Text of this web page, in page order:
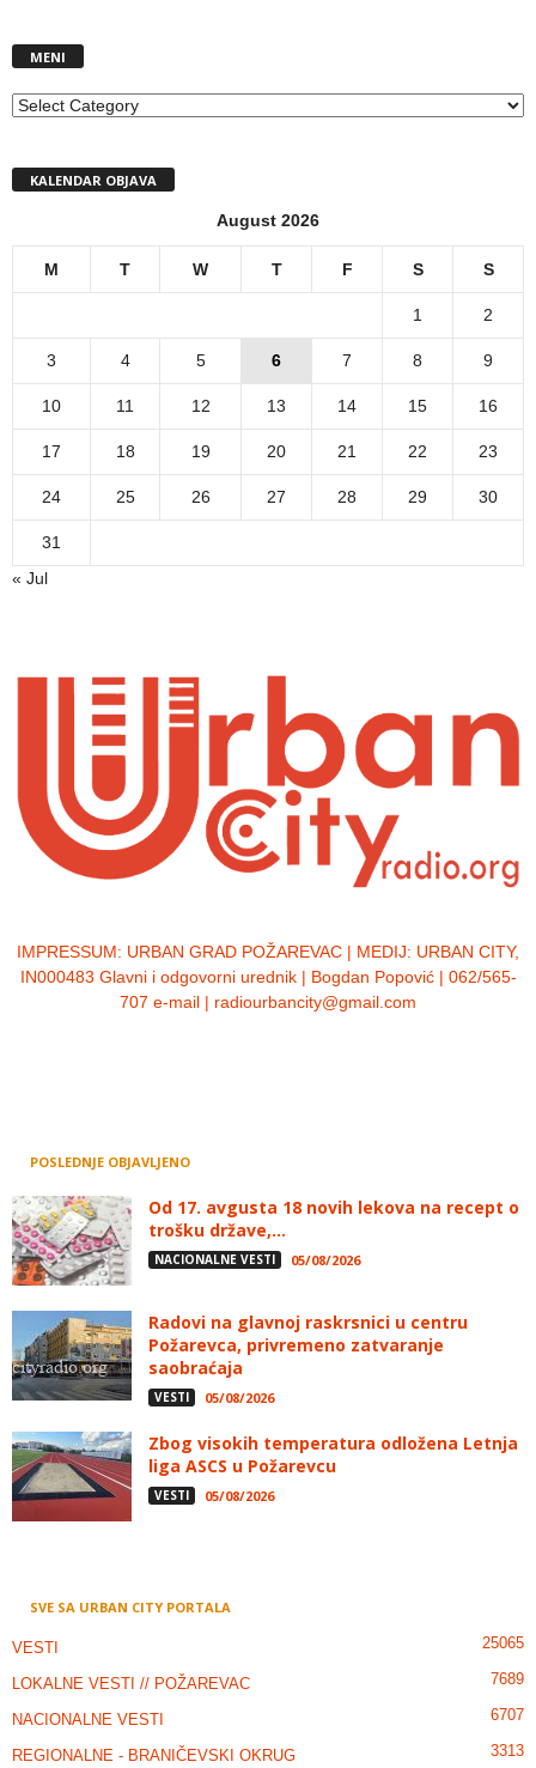
MENI
MENI
KALENDAR OBJAVA
August 2026
M T W T F S S
1 2
3 4 5 6 7 8 9
10 11 12 13 14 15 16
17 18 19 20 21 22 23
24 25 26 27 28 29 30
31
« Jul
IMPRESSUM: URBAN GRAD POŽAREVAC | MEDIJ: URBAN CITY,
IN000483 Glavni i odgovorni urednik | Bogdan Popović | 062/565-
707 e-mail | radiourbancity@gmail.com
POSLEDNJE OBJAVLJENO
Od 17. avgusta 18 novih lekova na recept o
trošku države,...
NACIONALNE VESTI 05/08/2026
Radovi na glavnoj raskrsnici u centru
Požarevca, privremeno zatvaranje
saobraćaja
VESTI 05/08/2026
Zbog visokih temperatura odložena Letnja
liga ASCS u Požarevcu
VESTI 05/08/2026
SVE SA URBAN CITY PORTALA
VESTI 25065
LOKALNE VESTI // POŽAREVAC 7689
NACIONALNE VESTI 6707
REGIONALNE - BRANIČEVSKI OKRUG 3313